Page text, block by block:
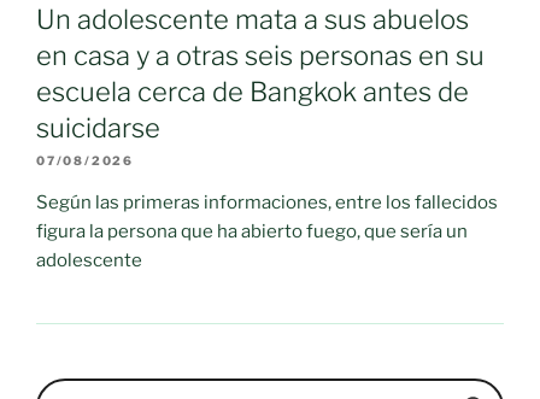
Un adolescente mata a sus abuelos
en casa y a otras seis personas en su
escuela cerca de Bangkok antes de
suicidarse
07/08/2026
Según las primeras informaciones, entre los fallecidos
figura la persona que ha abierto fuego, que sería un
adolescente